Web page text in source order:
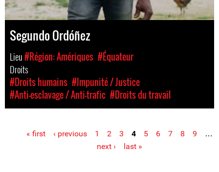
Segundo Ordóñez
Lieu#Région: Amériques #Équateur
Droits
#Droits humains #Impunité / Justice
#Anti-esclavage / Anti-trafic #Droits du travail
Pages« first ‹ previous 1 2 3 4 5 6 7 8 9
…
next ›
last »